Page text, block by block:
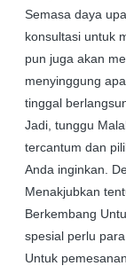
Semasa daya
konsultasi untuk
pun juga akan
menyinggung
tinggal
Jadi, tunggu
tercantum dan
Anda inginkan.
Menakjubkan
Berkembang
spesial perlu
Untuk